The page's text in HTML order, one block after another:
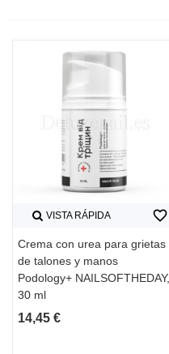
VISTA RÁPIDA
Crema con urea para grietas
de talones y manos
Podology+ NAILSOFTHEDAY,
30 ml
14,45 €
favorite_border